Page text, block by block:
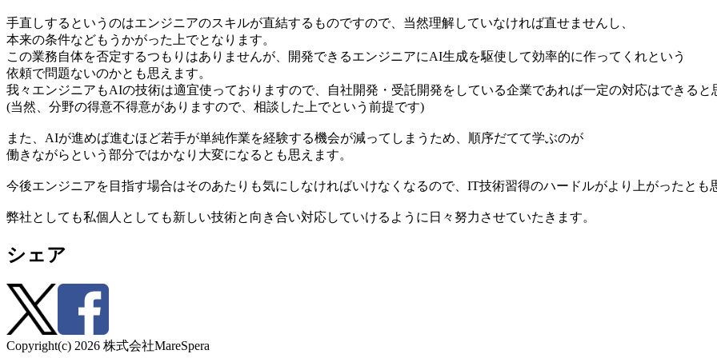
手直しするというのはエンジニアのスキルが直結するものですので、当然理解していなければ直せませんし、
本来の条件などもうかがった上でとなります。
この業務自体を否定するつもりはありませんが、開発できるエンジニアにAI生成を駆使して効率的に作ってくれという
依頼で問題ないのかとも思えます。
我々エンジニアもAIの技術は適宜使っておりますので、自社開発・受託開発をしている企業であれば一定の対応はできると
(当然、分野の得意不得意がありますので、相談した上でという前提です)
また、AIが進めば進むほど若手が単純作業を経験する機会が減ってしまうため、順序だてて学ぶのが
働きながらという部分ではかなり大変になるとも思えます。
今後エンジニアを目指す場合はそのあたりも気にしなければいけなくなるので、IT技術習得のハードルがより上がったとも
弊社としても私個人としても新しい技術と向き合い対応していけるように日々努力させていたきます。
シェア
Copyright(c) 2026 株式会社MareSpera